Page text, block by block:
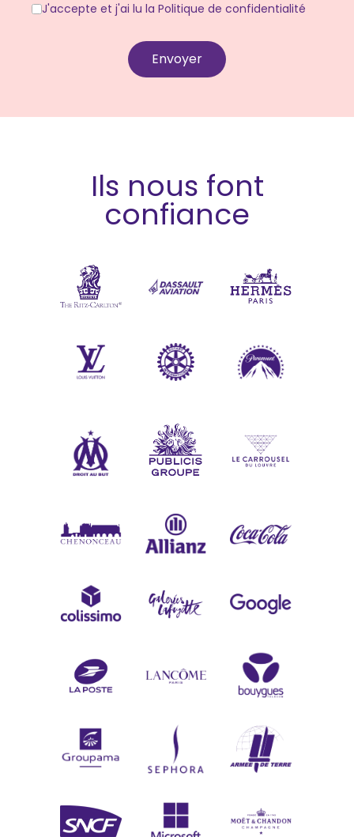
J'accepte et j'ai lu la Politique de confidentialité
Envoyer
Ils nous font
confiance